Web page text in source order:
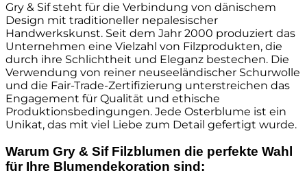
Gry & Sif steht für die Verbindung von dänischem
Design mit traditioneller nepalesischer
Handwerkskunst. Seit dem Jahr 2000 produziert das
Unternehmen eine Vielzahl von Filzprodukten, die
durch ihre Schlichtheit und Eleganz bestechen. Die
Verwendung von reiner neuseeländischer Schurwolle
und die Fair-Trade-Zertifizierung unterstreichen das
Engagement für Qualität und ethische
Produktionsbedingungen. Jede Osterblume ist ein
Unikat, das mit viel Liebe zum Detail gefertigt wurde.
Warum Gry & Sif Filzblumen die perfekte Wahl
für Ihre Blumendekoration sind: